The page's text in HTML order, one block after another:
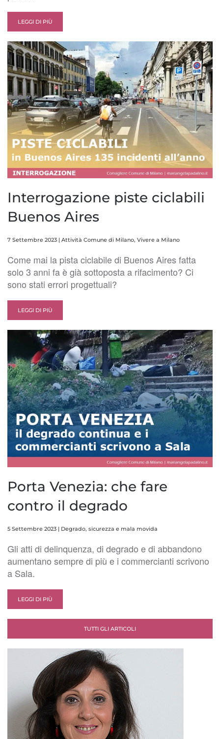
LEGGI DI PIÙ
Interrogazione piste ciclabili
Buenos Aires
7 Settembre 2023 | Attività Comune di Milano, Vivere a Milano
Come mai la pista ciclabile di Buenos Aires fatta
solo 3 anni fa è già sottoposta a rifacimento? Ci
sono stati errori progettuali?
LEGGI DI PIÙ
Porta Venezia: che fare
contro il degrado
5 Settembre 2023 | Degrado, sicurezza e mala movida
Gli atti di delinquenza, di degrado e di abbandono
aumentano sempre di più e i commercianti scrivono
a Sala.
LEGGI DI PIÙ
TUTTI GLI ARTICOLI